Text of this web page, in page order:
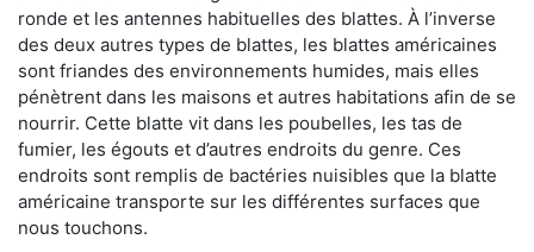
ronde et les antennes habituelles des blattes. À l’inverse
des deux autres types de blattes, les blattes américaines
sont friandes des environnements humides, mais elles
pénètrent dans les maisons et autres habitations afin de se
nourrir. Cette blatte vit dans les poubelles, les tas de
fumier, les égouts et d’autres endroits du genre. Ces
endroits sont remplis de bactéries nuisibles que la blatte
américaine transporte sur les différentes surfaces que
nous touchons.